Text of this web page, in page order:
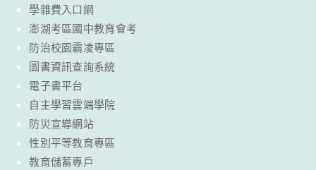
學雜費入口網
澎湖考區國中教育會考
防治校園霸凌專區
圖書資訊查詢系統
電子書平台
自主學習雲端學院
防災宣導網站
性別平等教育專區
教育儲蓄專戶